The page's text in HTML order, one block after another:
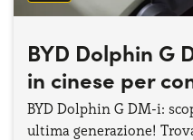
BYD Dolphin G
in cinese per
BYD Dolphin G DM-i:
ultima generazione!